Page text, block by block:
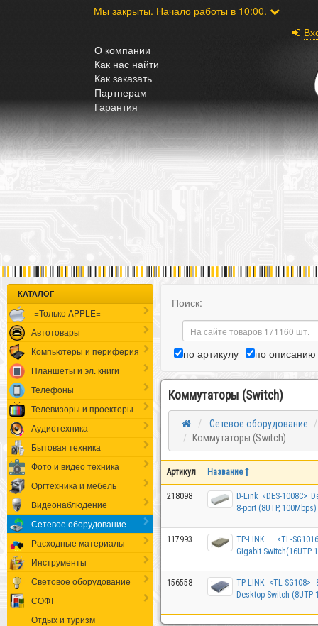
Мы закрыты. Начало работы в 10:00.
О компании
Как нас найти
Как заказать
Партнерам
Гарантия
КАТАЛОГ
-=Только APPLE=-
Автотовары
Компьютеры и периферия
Планшеты и эл. книги
Телефоны
Телевизоры и проекторы
Аудиотехника
Бытовая техника
Фото и видео техника
Оргтехника и мебель
Видеонаблюдение
Сетевое оборудование
Расходные материалы
Инструменты
Световое оборудование
СОФТ
Отдых и туризм
Поиск:
по артикулу по описанию
Коммутаторы (Switch)
Сетевое оборудование
Коммутаторы (Switch)
Артикул Название
218098
D-Link <DES-1008C>
8-port (8UTP, 100Mbps)
117993
TP-LINK <TL-
Gigabit Switch(16UTP
156558
TP-LINK <TL-SG108>
Desktop Switch (8UTP